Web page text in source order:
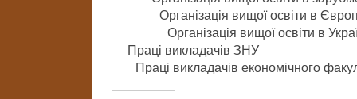
Організація вищої освіти в
Організація вищої освіти в
Праці викладачів ЗНУ
Праці викладачів економічного